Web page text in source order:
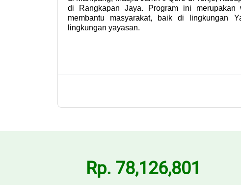
di Rangkapan Jaya. Program ini merupakan
membantu masyarakat, baik di lingkungan
lingkungan yayasan.
Rp. 78,126,801